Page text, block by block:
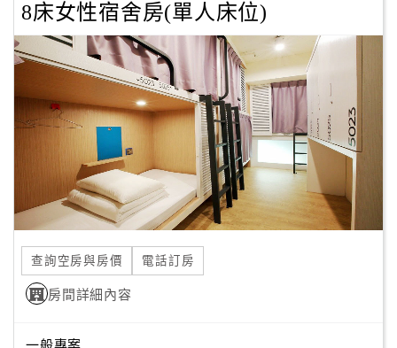
8床女性宿舍房(單人床位)
查詢空房與房價 電話訂房
房間詳細內容